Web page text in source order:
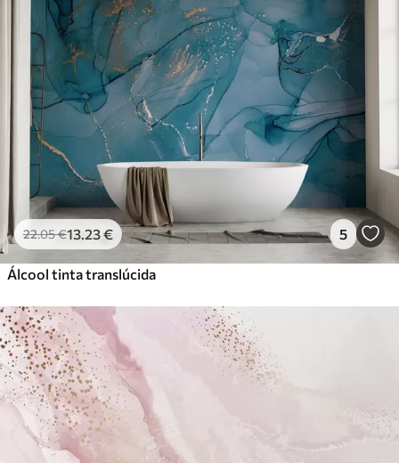
22.05€13 .23€ 5
Álcool tinta translúcida